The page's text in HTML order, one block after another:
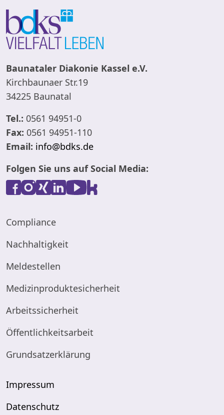
Baunataler Diakonie Kassel e.V.
Kirchbaunaer Str.19
34225 Baunatal
Tel.: 0561 94951-0
Fax: 0561 94951-110
Email: info@bdks.de
Folgen Sie uns auf Social Media:
Compliance
Nachhaltigkeit
Meldestellen
Medizinproduktesicherheit
Arbeitssicherheit
Öffentlichkeitsarbeit
Grundsatzerklärung
Impressum
Datenschutz